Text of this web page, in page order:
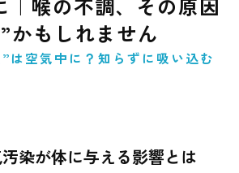
よる根本対策のすすめ
守るために“空気の質”を整え
｜喉の不調、その原因
かもしれません
は空気中に？知らずに吸い込む
染が体に与える影響とは